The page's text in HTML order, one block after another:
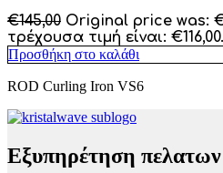
€145,00 Original price was:
τρέχουσα τιμή είναι: €116,00.
Προσθήκη στο καλάθι
ROD Curling Iron VS6
Εξυπηρέτηση πελατων